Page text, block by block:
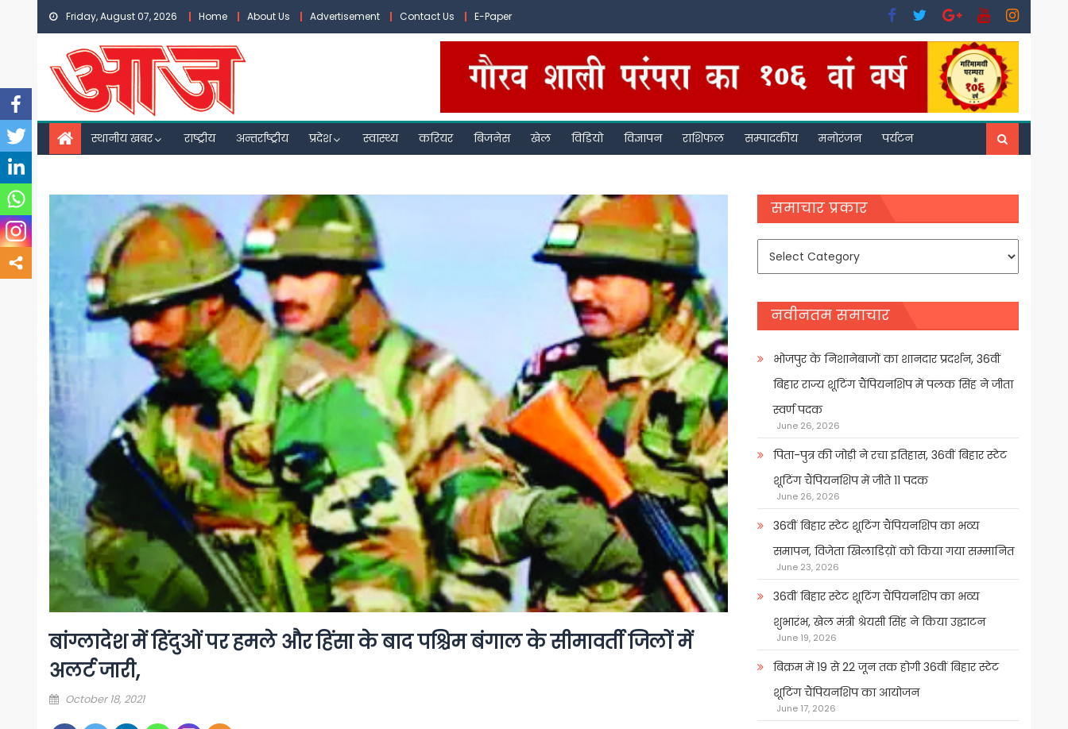
Skip
content
Friday, August 07, 2026 Home About Us Advertisement Contact Us E-Paper
स्थानीय खबर राष्ट्रीय अन्तर्राष्ट्रीय प्रदेश स्वास्थ्य करियर बिजनेस खेल विडियो विज्ञापन राशिफल सम्पादकीय मनोरंजन पर्यटन
बांग्लादेश में हिंदुओं पर हमले और हिंसा के बाद पश्चिम बंगाल के सीमावर्ती जिलों में
अलर्ट जारी,
Posted
October 18, 2021
समाचार प्रकार
समाचार
नवीनतम समाचार
भोजपुर के निशानेबाजों का शानदार प्रदर्शन, 36वीं
बिहार राज्य शूटिंग चैंपियनशिप में पलक सिंह ने जीता
स्वर्ण पदक
June 26, 2026
पिता-पुत्र की जोड़ी ने रचा इतिहास, 36वीं बिहार स्टेट
शूटिंग चैंपियनशिप में जीते 11 पदक
June 26, 2026
36वीं बिहार स्टेट शूटिंग चैंपियनशिप का भव्य
समापन, विजेता खिलाडिय़ों को किया गया सम्मानित
June 23, 2026
36वीं बिहार स्टेट शूटिंग चैंपियनशिप का भव्य
शुभारंभ, खेल मंत्री श्रेयसी सिंह ने किया उद्घाटन
June 19, 2026
बिक्रम में 19 से 22 जून तक होगी 36वीं बिहार स्टेट
शूटिंग चैंपियनशिप का आयोजन
June 17, 2026